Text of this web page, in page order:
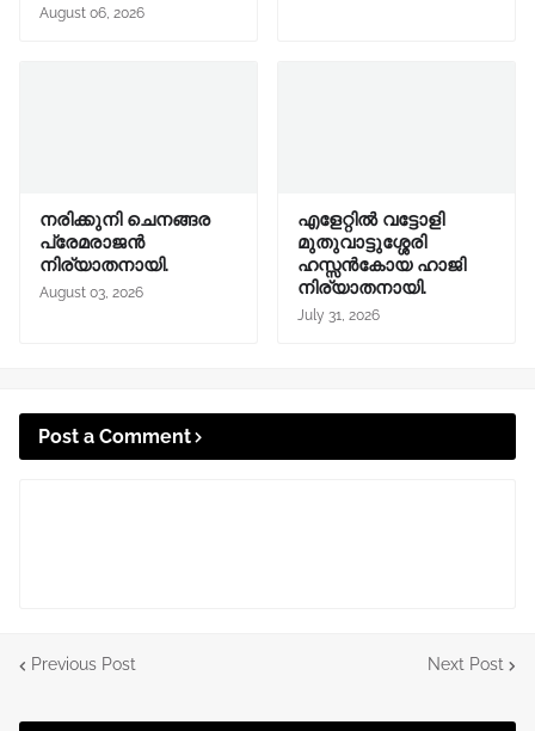
August 06, 2026
നരിക്കുനി ചെനങ്ങര
പ്രേമരാജൻ
നിര്യാതനായി.
August 03, 2026
എളേറ്റിൽ വട്ടോളി
മുതുവാട്ടുശ്ശേരി
ഹസ്സൻകോയ ഹാജി
നിര്യാതനായി.
July 31, 2026
Post a Comment
Previous Post Next Post